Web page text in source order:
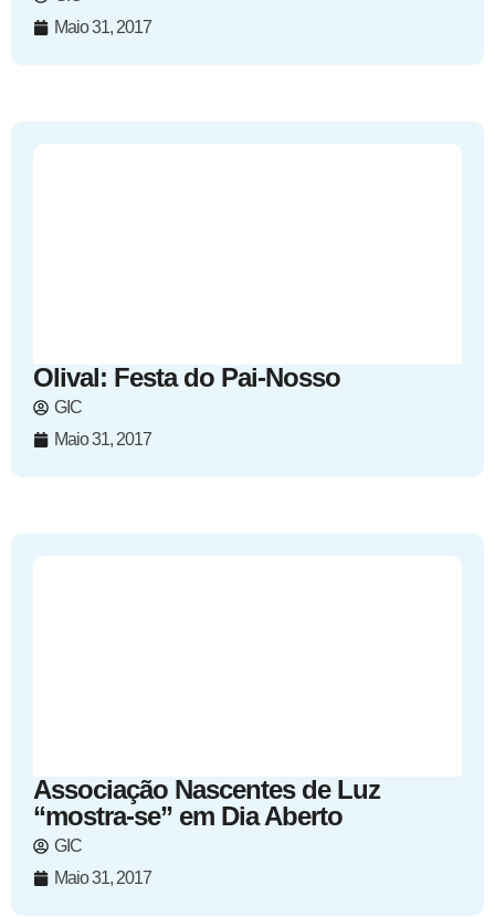
Maio 31, 2017
Olival: Festa do Pai-Nosso
GIC
Maio 31, 2017
Associação Nascentes de Luz
“mostra-se” em Dia Aberto
GIC
Maio 31, 2017